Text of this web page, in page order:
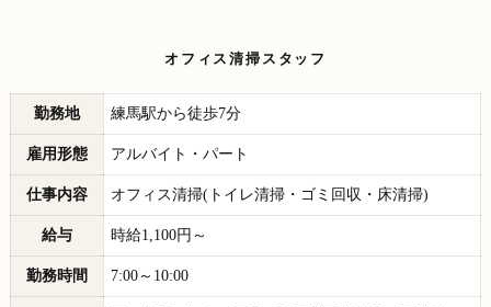
オフィス清掃スタッフ
勤務地 練馬駅から徒歩7分
雇用形態 アルバイト・パート
仕事内容 オフィス清掃(トイレ清掃・ゴミ回収・床清掃)
給与 時給1,100円～
勤務時間 7:00～10:00